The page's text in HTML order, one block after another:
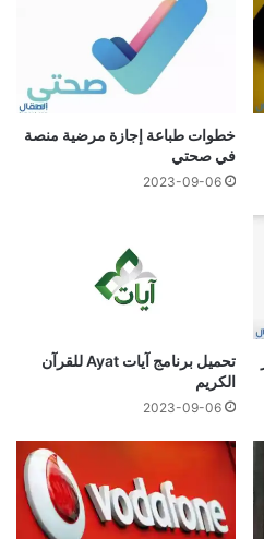
خطوات طباعة إجازة مرضية منصة
في صحتي
2023-09-06
تحميل برنامج آيات Ayat للقرآن
الكريم
2023-09-06